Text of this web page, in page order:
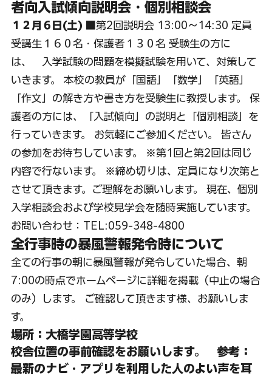
者向入試傾向説明会・個別相談会
１２月６日(土) ■第2回説明会 13:00～14:30 定員
受講生１６０名・保護者１３０名 受験生の方に
は、　入学試験の問題を模擬試験を用いて、対策して
いきます。 本校の教員が「国語」「数学」「英語」
「作文」の解き方や書き方を受験生に教授します。 保
護者の方には、「入試傾向」の説明と「個別相談」を
行っていきます。 お気軽にご参加ください。 皆さん
の参加をお待ちしています。 ※第1回と第2回は同じ
内容で行ないます。 ※締め切りは、定員になり次第と
させて頂きます。ご理解をお願いします。 現在、個別
入学相談会および学校見学会を随時実施しています。
お問い合わせ：TEL:059-348-4800
全行事時の暴風警報発令時について
全ての行事の朝に暴風警報が発令していた場合、朝
7:00の時点でホームページに詳細を掲載（中止の場合
のみ）します。 ご確認して頂きます様、お願いしま
す。
場所：大橋学園高等学校
校舎位置の事前確認をお願いします。　参考：
最新のナビ・アプリを利用した人のよい声を耳